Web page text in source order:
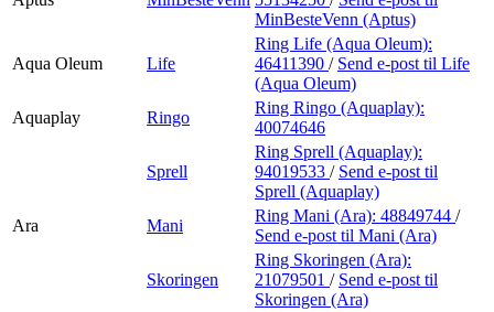
MinBesteVenn (Aptus)
Aqua Oleum Life
Ring Life (Aqua Oleum):
46411390 / Send e-post til Life
(Aqua Oleum)
Aquaplay
Ringo
Ring Ringo (Aquaplay):
40074646
Sprell
Ring Sprell (Aquaplay):
94019533 / Send e-post til
Sprell (Aquaplay)
Ara
Mani
Ring Mani (Ara): 48849744 /
Send e-post til Mani (Ara)
Skoringen
Ring Skoringen (Ara):
21079501 / Send e-post til
Skoringen (Ara)